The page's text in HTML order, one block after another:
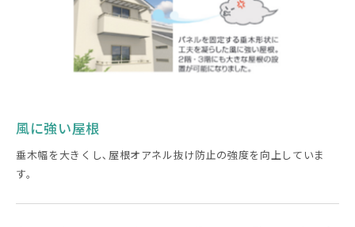
風に強い屋根
垂木幅を大きくし､屋根オアネル抜け防止の強度を向上していま
す。